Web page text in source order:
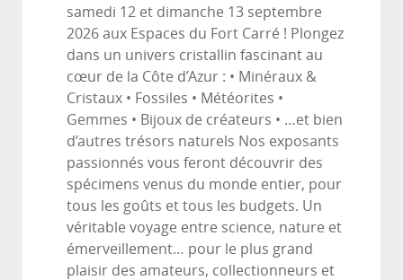
samedi 12 et dimanche 13 septembre
2026 aux Espaces du Fort Carré ! Plongez
dans un univers cristallin fascinant au
cœur de la Côte d’Azur : • Minéraux &
Cristaux • Fossiles • Météorites •
Gemmes • Bijoux de créateurs • …et bien
d’autres trésors naturels Nos exposants
passionnés vous feront découvrir des
spécimens venus du monde entier, pour
tous les goûts et tous les budgets. Un
véritable voyage entre science, nature et
émerveillement… pour le plus grand
plaisir des amateurs, collectionneurs et